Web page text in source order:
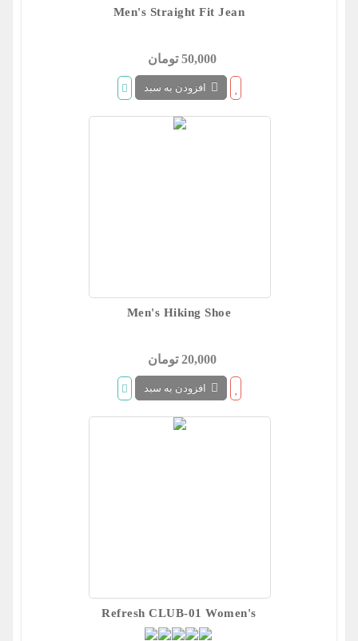
Men's Straight Fit Jean
50,000 تومان
افزودن به سبد
Men's Hiking Shoe
20,000 تومان
افزودن به سبد
Refresh CLUB-01 Women's
Slip On Chunky Heel Ankle